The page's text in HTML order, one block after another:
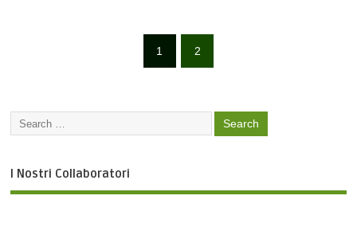
1 2
I Nostri Collaboratori